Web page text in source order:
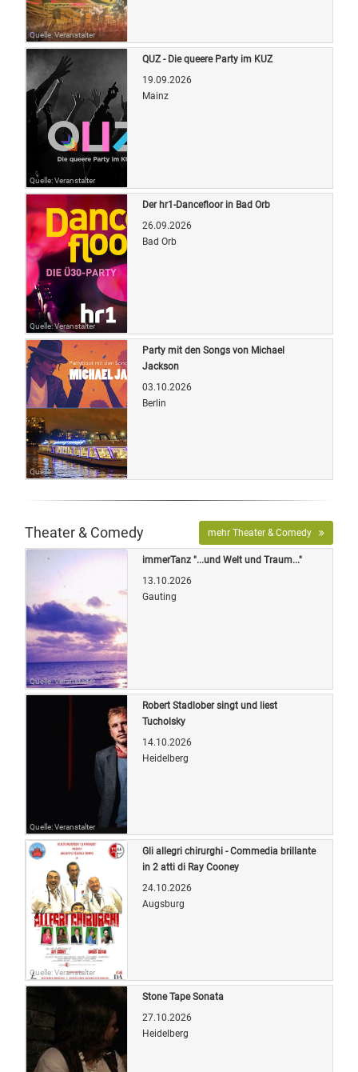
Quelle: Veranstalter
Quelle: Veranstalter
QUZ - Die queere Party im KUZ
19.09.2026
Mainz
Quelle: Veranstalter
Der hr1-Dancefloor in Bad Orb
26.09.2026
Bad Orb
Quelle: Veranstalter
Party mit den Songs von Michael
Jackson
03.10.2026
Berlin
Theater & Comedy mehr Theater & Comedy
Quelle: Veranstalter
immerTanz "...und Welt und Traum..."
13.10.2026
Gauting
Quelle: Veranstalter
Robert Stadlober singt und liest
Tucholsky
14.10.2026
Heidelberg
Quelle: Veranstalter
Gli allegri chirurghi - Commedia brillante
in 2 atti di Ray Cooney
24.10.2026
Augsburg
Stone Tape Sonata
27.10.2026
Heidelberg